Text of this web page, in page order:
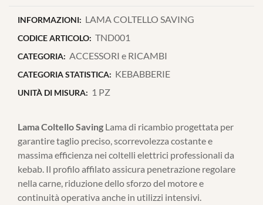
INFORMAZIONI: LAMA COLTELLO SAVING
CODICE ARTICOLO: TND001
CATEGORIA: ACCESSORI e RICAMBI
CATEGORIA STATISTICA: KEBABBERIE
UNITÀ DI MISURA: 1 PZ
Lama Coltello Saving Lama di ricambio progettata per
garantire taglio preciso, scorrevolezza costante e
massima efficienza nei coltelli elettrici professionali da
kebab. Il profilo affilato assicura penetrazione regolare
nella carne, riduzione dello sforzo del motore e
continuità operativa anche in utilizzi intensivi.